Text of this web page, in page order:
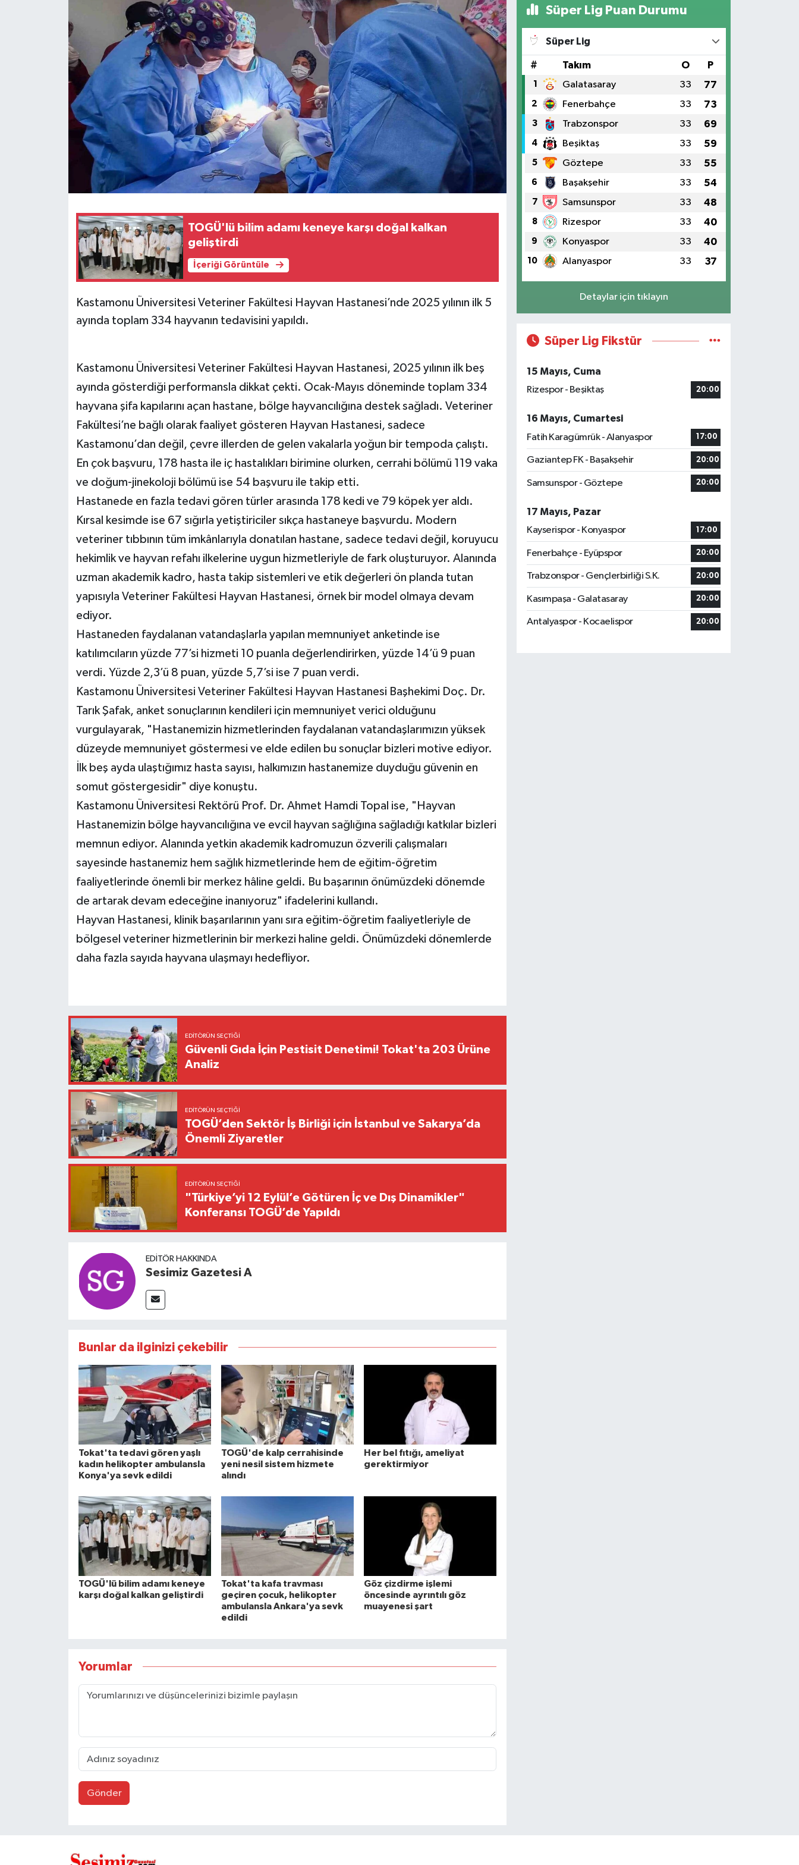
TOGÜ'lü bilim adamı keneye karşı doğal kalkan
geliştirdi
İçeriği Görüntüle
Kastamonu Üniversitesi Veteriner Fakültesi Hayvan Hastanesi’nde 2025 yılının ilk 5
ayında toplam 334 hayvanın tedavisini yapıldı.
Kastamonu Üniversitesi Veteriner Fakültesi Hayvan Hastanesi, 2025 yılının ilk beş
ayında gösterdiği performansla dikkat çekti. Ocak-Mayıs döneminde toplam 334
hayvana şifa kapılarını açan hastane, bölge hayvancılığına destek sağladı. Veteriner
Fakültesi’ne bağlı olarak faaliyet gösteren Hayvan Hastanesi, sadece
Kastamonu’dan değil, çevre illerden de gelen vakalarla yoğun bir tempoda çalıştı.
En çok başvuru, 178 hasta ile iç hastalıkları birimine olurken, cerrahi bölümü 119 vaka
ve doğum-jinekoloji bölümü ise 54 başvuru ile takip etti.
Hastanede en fazla tedavi gören türler arasında 178 kedi ve 79 köpek yer aldı.
Kırsal kesimde ise 67 sığırla yetiştiriciler sıkça hastaneye başvurdu. Modern
veteriner tıbbının tüm imkânlarıyla donatılan hastane, sadece tedavi değil, koruyucu
hekimlik ve hayvan refahı ilkelerine uygun hizmetleriyle de fark oluşturuyor. Alanında
uzman akademik kadro, hasta takip sistemleri ve etik değerleri ön planda tutan
yapısıyla Veteriner Fakültesi Hayvan Hastanesi, örnek bir model olmaya devam
ediyor.
Hastaneden faydalanan vatandaşlarla yapılan memnuniyet anketinde ise
katılımcıların yüzde 77’si hizmeti 10 puanla değerlendirirken, yüzde 14’ü 9 puan
verdi. Yüzde 2,3’ü 8 puan, yüzde 5,7’si ise 7 puan verdi.
Kastamonu Üniversitesi Veteriner Fakültesi Hayvan Hastanesi Başhekimi Doç. Dr.
Tarık Şafak, anket sonuçlarının kendileri için memnuniyet verici olduğunu
vurgulayarak, "Hastanemizin hizmetlerinden faydalanan vatandaşlarımızın yüksek
düzeyde memnuniyet göstermesi ve elde edilen bu sonuçlar bizleri motive ediyor.
İlk beş ayda ulaştığımız hasta sayısı, halkımızın hastanemize duyduğu güvenin en
somut göstergesidir" diye konuştu.
Kastamonu Üniversitesi Rektörü Prof. Dr. Ahmet Hamdi Topal ise, "Hayvan
Hastanemizin bölge hayvancılığına ve evcil hayvan sağlığına sağladığı katkılar bizleri
memnun ediyor. Alanında yetkin akademik kadromuzun özverili çalışmaları
sayesinde hastanemiz hem sağlık hizmetlerinde hem de eğitim-öğretim
faaliyetlerinde önemli bir merkez hâline geldi. Bu başarının önümüzdeki dönemde
de artarak devam edeceğine inanıyoruz" ifadelerini kullandı.
Hayvan Hastanesi, klinik başarılarının yanı sıra eğitim-öğretim faaliyetleriyle de
bölgesel veteriner hizmetlerinin bir merkezi haline geldi. Önümüzdeki dönemlerde
daha fazla sayıda hayvana ulaşmayı hedefliyor.
EDITÖRÜN SEÇTIĞI
Güvenli Gıda İçin Pestisit Denetimi! Tokat'ta 203 Ürüne
Analiz
EDITÖRÜN SEÇTIĞI
TOGÜ’den Sektör İş Birliği için İstanbul ve Sakarya’da
Önemli Ziyaretler
EDITÖRÜN SEÇTIĞI
"Türkiye’yi 12 Eylül’e Götüren İç ve Dış Dinamikler"
Konferansı TOGÜ’de Yapıldı
EDITÖR HAKKINDA
Sesimiz Gazetesi A
Bunlar da ilginizi çekebilir
Tokat'ta tedavi gören yaşlı
kadın helikopter ambulansla
Konya'ya sevk edildi
TOGÜ'de kalp cerrahisinde
yeni nesil sistem hizmete
alındı
Her bel fıtığı, ameliyat
gerektirmiyor
TOGÜ'lü bilim adamı keneye
karşı doğal kalkan geliştirdi
Tokat'ta kafa travması
geçiren çocuk, helikopter
ambulansla Ankara'ya sevk
edildi
Göz çizdirme işlemi
öncesinde ayrıntılı göz
muayenesi şart
Yorumlar
Gönder
Süper Lig Puan Durumu
Süper Lig
# Takım O P
1 Galatasaray 33 77
2 Fenerbahçe 33 73
3 Trabzonspor 33 69
4 Beşiktaş 33 59
5 Göztepe 33 55
6 Başakşehir 33 54
7 Samsunspor 33 48
8 Rizespor 33 40
9 Konyaspor 33 40
10 Alanyaspor 33 37
Detaylar için tıklayın
Süper Lig Fikstür
15 Mayıs, Cuma
Rizespor - Beşiktaş
20:00
16 Mayıs, Cumartesi
Fatih Karagümrük - Alanyaspor
17:00
Gaziantep FK - Başakşehir 20:00
Samsunspor - Göztepe 20:00
17 Mayıs, Pazar
Kayserispor - Konyaspor
17:00
Fenerbahçe - Eyüpspor 20:00
Trabzonspor - Gençlerbirliği S.K. 20:00
Kasımpaşa - Galatasaray 20:00
Antalyaspor - Kocaelispor 20:00
Teknoloji
Tokat Haberleri